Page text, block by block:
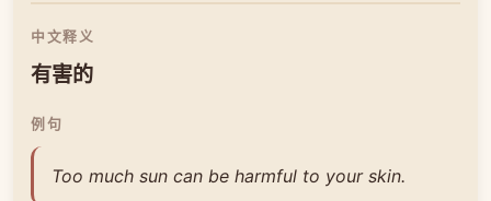
中文释义
有害的
例句
Too much sun can be harmful to your skin.